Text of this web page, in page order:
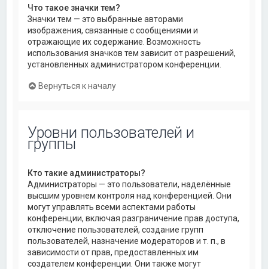
Что такое значки тем?
Значки тем — это выбранные авторами
изображения, связанные с сообщениями и
отражающие их содержание. Возможность
использования значков тем зависит от разрешений,
установленных администратором конференции.
Вернуться к началу
Уровни пользователей и
группы
Кто такие администраторы?
Администраторы — это пользователи, наделённые
высшим уровнем контроля над конференцией. Они
могут управлять всеми аспектами работы
конференции, включая разграничение прав доступа,
отключение пользователей, создание групп
пользователей, назначение модераторов и т. п., в
зависимости от прав, предоставленных им
создателем конференции. Они также могут